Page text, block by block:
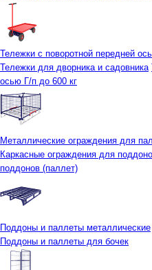
Тележки с поворотной передней
Тележки для дворника и садовника
осью Г/п до 600 кг
Металлические ограждения для
Каркасные ограждения для
поддонов (паллет)
Поддоны и паллеты металлические
Поддоны и паллеты для бочек